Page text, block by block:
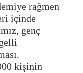
rağmen
içinde
genç
kişinin